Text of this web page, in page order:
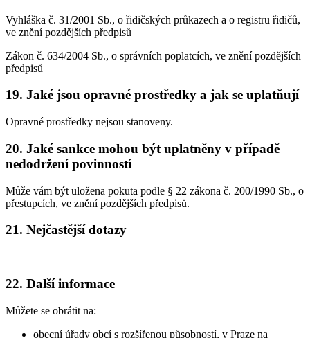
Vyhláška č. 31/2001 Sb., o řidičských průkazech a o registru řidičů,
ve znění pozdějších předpisů
Zákon č. 634/2004 Sb., o správních poplatcích, ve znění pozdějších
předpisů
19. Jaké jsou opravné prostředky a jak se uplatňují
Opravné prostředky nejsou stanoveny.
20. Jaké sankce mohou být uplatněny v případě
nedodržení povinností
Může vám být uložena pokuta podle § 22 zákona č. 200/1990 Sb., o
přestupcích, ve znění pozdějších předpisů.
21. Nejčastější dotazy
22. Další informace
Můžete se obrátit na:
obecní úřady obcí s rozšířenou působností, v Praze na